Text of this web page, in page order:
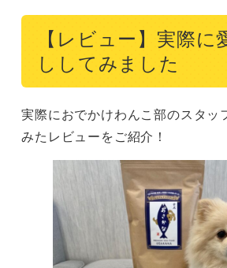
【レビュー】実際に
ししてみました
実際におでかけわんこ部のスタッ
みたレビューをご紹介！